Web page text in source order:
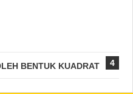
BENTUK KUADRAT